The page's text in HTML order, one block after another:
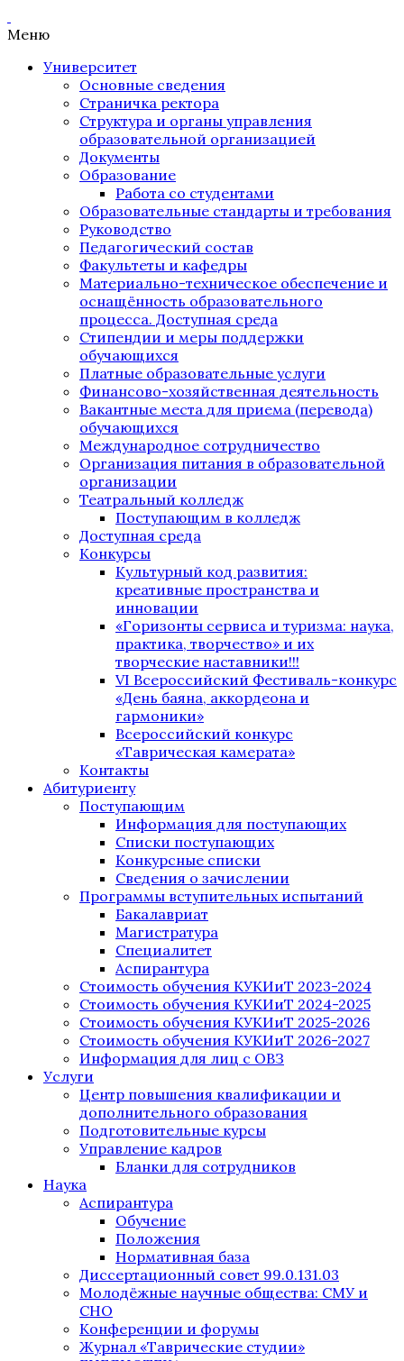
Меню
Университет
Основные сведения
Страничка ректора
Структура и органы управления
образовательной организацией
Документы
Образование
Работа со студентами
Образовательные стандарты и требования
Руководство
Педагогический состав
Факультеты и кафедры
Материально-техническое обеспечение и
оснащённость образовательного
процесса. Доступная среда
Стипендии и меры поддержки
обучающихся
Платные образовательные услуги
Финансово-хозяйственная деятельность
Вакантные места для приема (перевода)
обучающихся
Международное сотрудничество
Организация питания в образовательной
организации
Театральный колледж
Поступающим в колледж
Доступная среда
Конкурсы
Культурный код развития:
креативные пространства и
инновации
«Горизонты сервиса и туризма: наука,
практика, творчество» и их
творческие наставники!!!
VI Всероссийский Фестиваль-конкурс
«День баяна, аккордеона и
гармоники»
Всероссийский конкурс
«Таврическая камерата»
Контакты
Абитуриенту
Поступающим
Информация для поступающих
Списки поступающих
Конкурсные списки
Сведения о зачислении
Программы вступительных испытаний
Бакалавриат
Магистратура
Специалитет
Аспирантура
Стоимость обучения КУКИиТ 2023-2024
Стоимость обучения КУКИиТ 2024-2025
Стоимость обучения КУКИиТ 2025-2026
Стоимость обучения КУКИиТ 2026-2027
Информация для лиц с ОВЗ
Услуги
Центр повышения квалификации и
дополнительного образования
Подготовительные курсы
Управление кадров
Бланки для сотрудников
Наука
Аспирантура
Обучение
Положения
Нормативная база
Диссертационный совет 99.0.131.03
Молодёжные научные общества: СМУ и
СНО
Конференции и форумы
Журнал «Таврические студии»